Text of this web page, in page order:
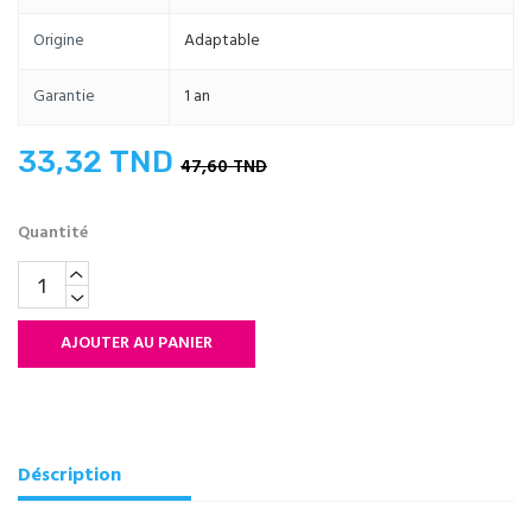
Origine Adaptable
Garantie 1 an
33,32 TND 47,60 TND
Quantité
AJOUTER AU PANIER
Déscription